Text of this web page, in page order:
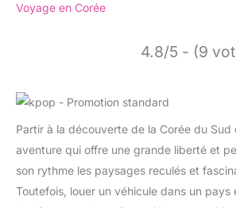
Voyage en Corée
4.8/5 - (9
Partir à la découverte de la Corée du Sud
aventure qui offre une grande liberté et
son rythme les paysages reculés et
Toutefois, louer un véhicule dans un pays